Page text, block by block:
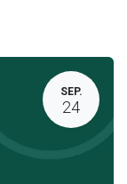
SEP.
24